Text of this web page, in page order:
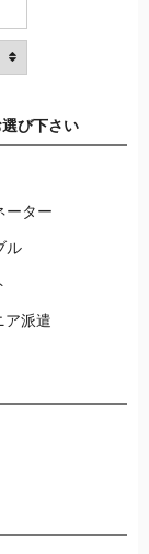
び下さい
ーター
ル
ア派遣